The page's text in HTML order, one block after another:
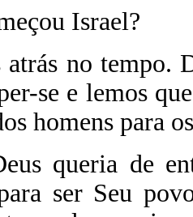
Israel?
atrás no tempo.
se e lemos
homens para
queria de
ser Seu